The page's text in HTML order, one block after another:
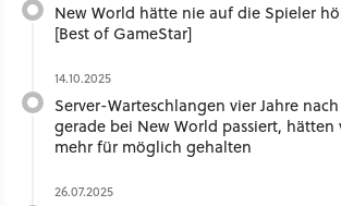
New World hätte nie auf die Spieler
[Best of GameStar]
14.10.2025
Server-Warteschlangen vier Jahre nach
gerade bei New World passiert,
mehr für möglich gehalten
26.07.2025